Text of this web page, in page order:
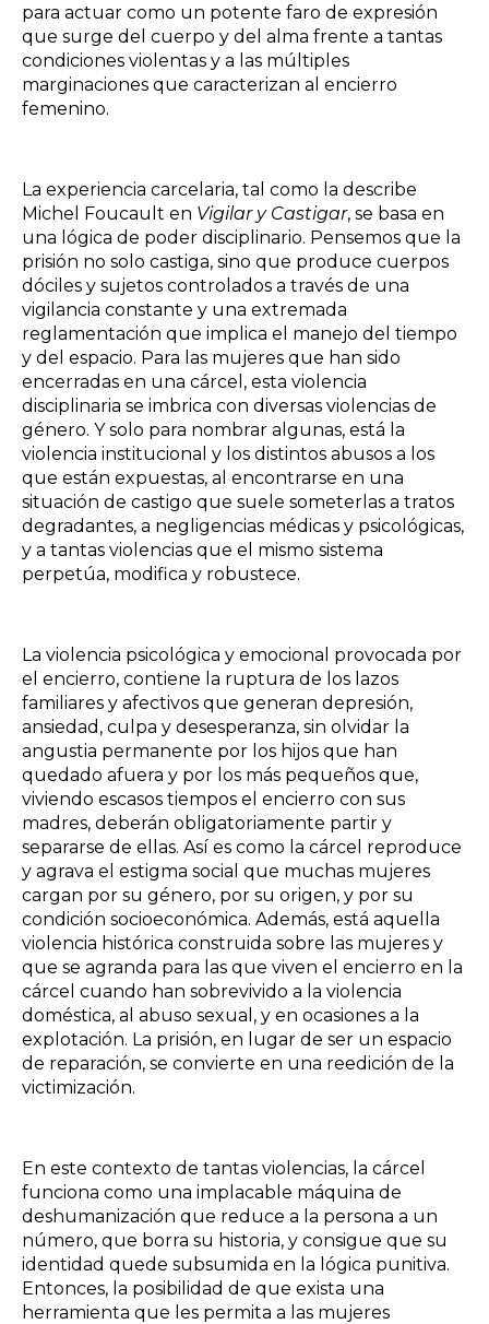
para actuar como un potente faro de expresión
que surge del cuerpo y del alma frente a tantas
condiciones violentas y a las múltiples
marginaciones que caracterizan al encierro
femenino.
La experiencia carcelaria, tal como la describe
Michel Foucault en Vigilar y Castigar, se basa en
una lógica de poder disciplinario. Pensemos que la
prisión no solo castiga, sino que produce cuerpos
dóciles y sujetos controlados a través de una
vigilancia constante y una extremada
reglamentación que implica el manejo del tiempo
y del espacio. Para las mujeres que han sido
encerradas en una cárcel, esta violencia
disciplinaria se imbrica con diversas violencias de
género. Y solo para nombrar algunas, está la
violencia institucional y los distintos abusos a los
que están expuestas, al encontrarse en una
situación de castigo que suele someterlas a tratos
degradantes, a negligencias médicas y psicológicas,
y a tantas violencias que el mismo sistema
perpetúa, modifica y robustece.
La violencia psicológica y emocional provocada por
el encierro, contiene la ruptura de los lazos
familiares y afectivos que generan depresión,
ansiedad, culpa y desesperanza, sin olvidar la
angustia permanente por los hijos que han
quedado afuera y por los más pequeños que,
viviendo escasos tiempos el encierro con sus
madres, deberán obligatoriamente partir y
separarse de ellas. Así es como la cárcel reproduce
y agrava el estigma social que muchas mujeres
cargan por su género, por su origen, y por su
condición socioeconómica. Además, está aquella
violencia histórica construida sobre las mujeres y
que se agranda para las que viven el encierro en la
cárcel cuando han sobrevivido a la violencia
doméstica, al abuso sexual, y en ocasiones a la
explotación. La prisión, en lugar de ser un espacio
de reparación, se convierte en una reedición de la
victimización.
En este contexto de tantas violencias, la cárcel
funciona como una implacable máquina de
deshumanización que reduce a la persona a un
número, que borra su historia, y consigue que su
identidad quede subsumida en la lógica punitiva.
Entonces, la posibilidad de que exista una
herramienta que les permita a las mujeres